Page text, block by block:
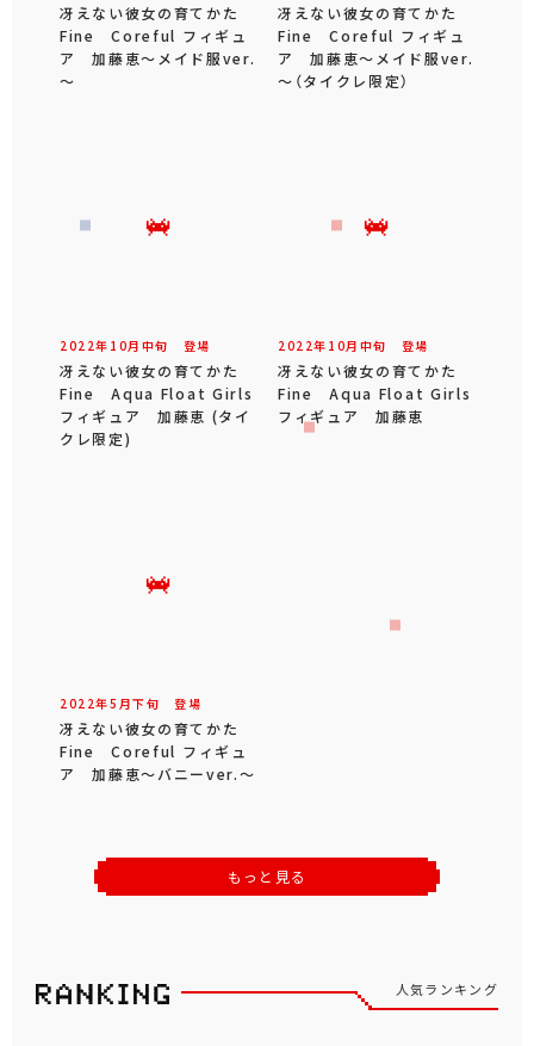
冴えない彼女の育てかた
Fine Coreful フィギュ
ア 加藤恵～メイド服ver.
～
冴えない彼女の育てかた
Fine Coreful フィギュ
ア 加藤恵～メイド服ver.
～（タイクレ限定）
2022年 10月 中旬 登場
冴えない彼女の育てかた
Fine Aqua Float Girls
フィギュア 加藤恵 (タイ
クレ限定)
2022年 10月 中旬 登場
冴えない彼女の育てかた
Fine Aqua Float Girls
フィギュア 加藤恵
2022年5 月下旬 登場
冴えない彼女の育てかた
Fine Coreful フィギュ
ア 加藤恵～バニーver.～
もっと見る
人気ランキング